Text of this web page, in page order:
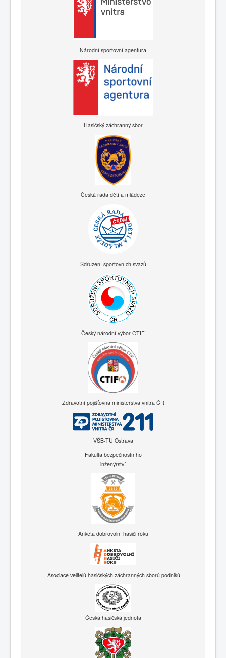
Národní sportovní agentura
Hasičský záchranný sbor
Česká rada dětí a mládeže
Sdružení sportovních svazů
Český národní výbor CTIF
Zdravotní pojišťovna ministerstva vnitra ČR
VŠB-TU Ostrava
Fakulta bezpečnostního
inženýrství
Anketa dobrovolní hasiči roku
Asociace velitelů hasičských záchranných sborů podniků
Česká hasičská jednota